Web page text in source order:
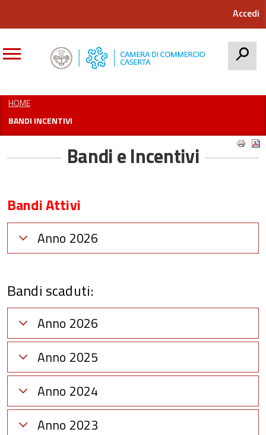
Accedi
HOME
BANDI INCENTIVI
Bandi e Incentivi
Bandi Attivi
Anno 2026
Bandi scaduti:
Anno 2026
Anno 2025
Anno 2024
Anno 2023